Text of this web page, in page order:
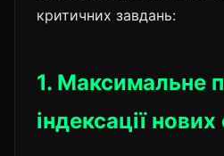
критичних завдань:
1. Максимальне
індексації